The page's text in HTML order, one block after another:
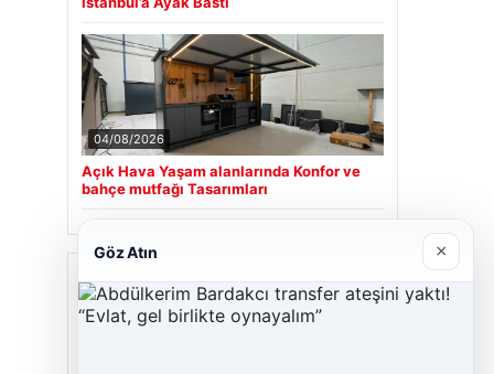
04/08/2026
Açık Hava Yaşam alanlarında Konfor ve
bahçe mutfağı Tasarımları
Son Eklenen Firmalar
Cengiz Sigorta
Göz Atın ×